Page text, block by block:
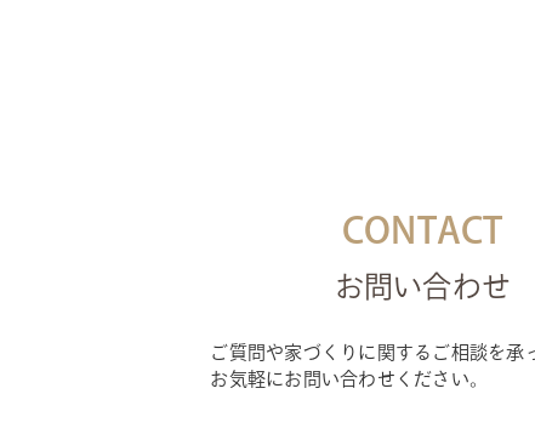
CONTACT
お問い合わせ
ご質問や家づくりに関するご相談を承
お気軽にお問い合わせください。